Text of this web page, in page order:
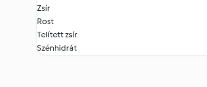
Zsír
Rost
Telített zsír
Szénhidrát